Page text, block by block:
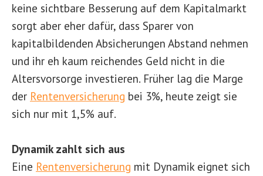
keine sichtbare Besserung auf dem Kapitalmarkt
sorgt aber eher dafür, dass Sparer von
kapitalbildenden Absicherungen Abstand nehmen
und ihr eh kaum reichendes Geld nicht in die
Altersvorsorge investieren. Früher lag die Marge
der Rentenversicherung bei 3%, heute zeigt sie
sich nur mit 1,5% auf.
Dynamik zahlt sich aus
Eine Rentenversicherung mit Dynamik eignet sich